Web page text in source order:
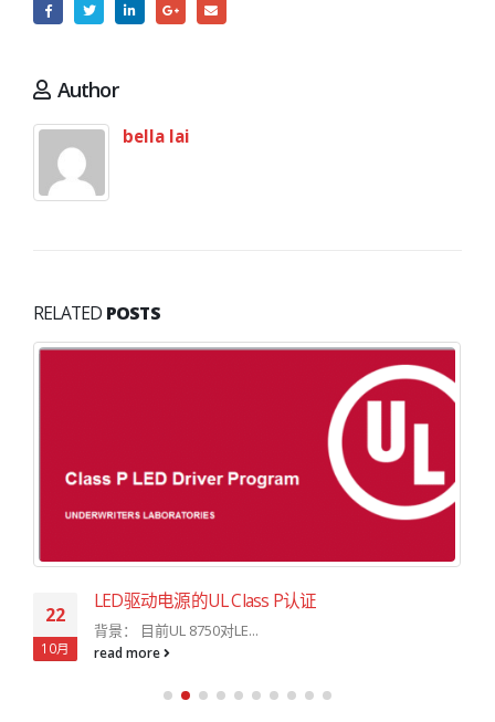
Author
bella lai
RELATED POSTS
22
10月
LED驱动电源的UL Class P认证
背景： 目前UL 8750对LE...
read more